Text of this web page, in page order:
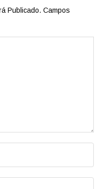
Publicado. Campos